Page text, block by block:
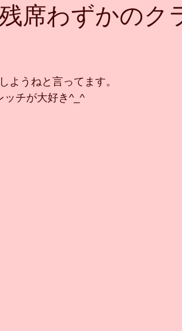
席わずかのク
ようねと言ってます。
ッチが大好き^_^